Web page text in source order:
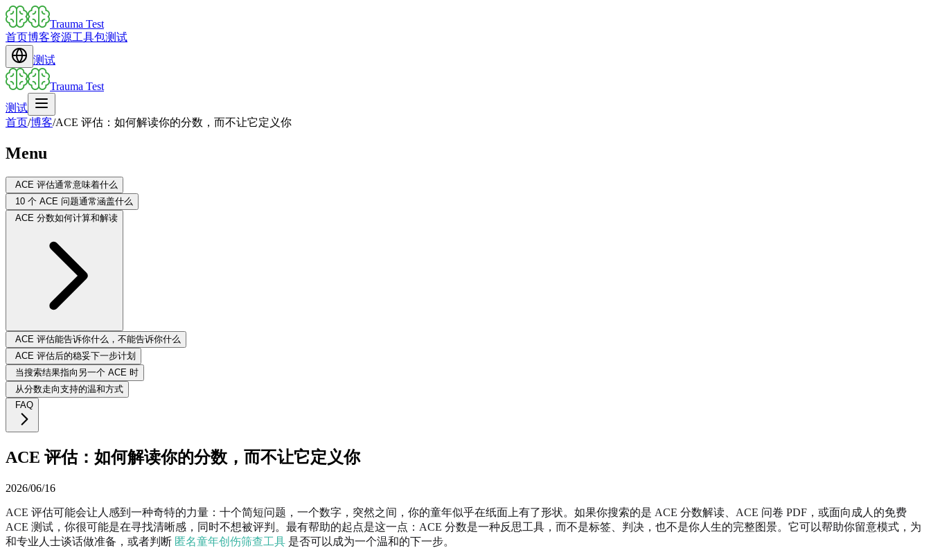
Trauma Test
首页博客资源工具包测试
测试
Trauma Test
测试
首页/博客/ACE 评估：如何解读你的分数，而不让它定义你
Menu
ACE 评估通常意味着什么
10 个 ACE 问题通常涵盖什么
ACE 分数如何计算和解读
ACE 评估能告诉你什么，不能告诉你什么
ACE 评估后的稳妥下一步计划
当搜索结果指向另一个 ACE 时
从分数走向支持的温和方式
FAQ
ACE 评估：如何解读你的分数，而不让它定义你
2026/06/16
ACE 评估可能会让人感到一种奇特的力量：十个简短问题，一个数字，突然之间，你的童年似乎在纸面上有了形状。如果你搜索的是 ACE 分数解读、ACE 问卷 PDF，或面向成人的免费
ACE 测试，你很可能是在寻找清晰感，同时不想被评判。最有帮助的起点是这一点：ACE 分数是一种反思工具，而不是标签、判决，也不是你人生的完整图景。它可以帮助你留意模式，为
和专业人士谈话做准备，或者判断 匿名童年创伤筛查工具 是否可以成为一个温和的下一步。